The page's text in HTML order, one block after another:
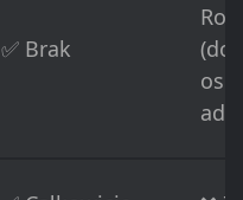
✅ Brak